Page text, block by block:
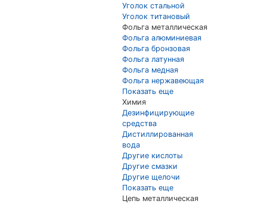
Уголок стальной
Уголок титановый
Фольга металлическая
Фольга алюминиевая
Фольга бронзовая
Фольга латунная
Фольга медная
Фольга нержавеющая
Показать еще
Химия
Дезинфицирующие
средства
Дистиллированная
вода
Другие кислоты
Другие смазки
Другие щелочи
Показать еще
Цепь металлическая